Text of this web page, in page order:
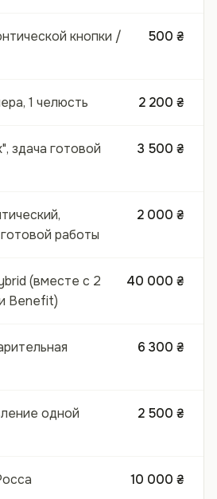
кнопки /
500 ₴
1 челюсть 2 200 ₴
здача готовой
3 500 ₴
работы
2 000 ₴
(вместе с 2
Benefit)
40 000 ₴
6 300 ₴
одной
2 500 ₴
10 000 ₴